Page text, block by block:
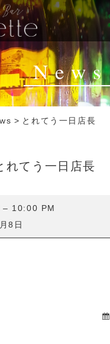
News
> とれてう一日店長
れてう一日店長
– 10:00 PM
8日